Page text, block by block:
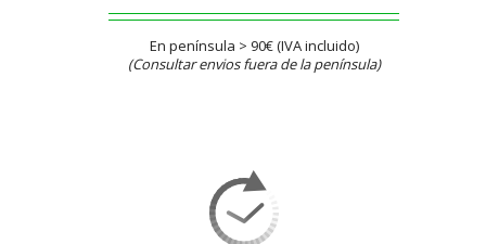
En península > 90€ (IVA incluido)
(Consultar envios fuera de la península)